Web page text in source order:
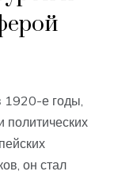
1920-е годы,
политических
он стал